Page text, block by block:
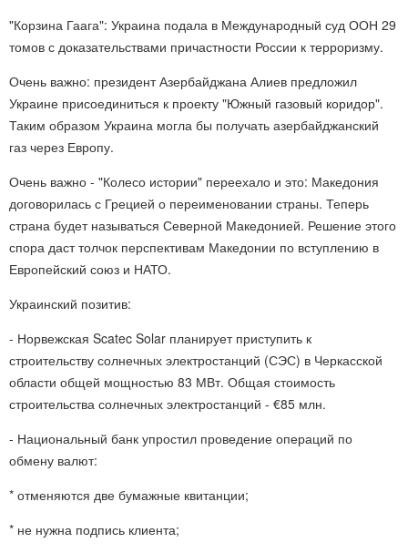
"Корзина Гаага": Украина подала в Международный суд ООН 29
томов с доказательствами причастности России к терроризму.
Очень важно: президент Азербайджана Алиев предложил
Украине присоединиться к проекту "Южный газовый коридор".
Таким образом Украина могла бы получать азербайджанский
газ через Европу.
Очень важно - "Колесо истории" переехало и это: Македония
договорилась с Грецией о переименовании страны. Теперь
страна будет называться Северной Македонией. Решение этого
спора даст толчок перспективам Македонии по вступлению в
Европейский союз и НАТО.
Украинский позитив:
- Норвежская Scatec Solar планирует приступить к
строительству солнечных электростанций (СЭС) в Черкасской
области общей мощностью 83 МВт. Общая стоимость
строительства солнечных электростанций - €85 млн.
- Национальный банк упростил проведение операций по
обмену валют:
* отменяются две бумажные квитанции;
* не нужна подпись клиента;